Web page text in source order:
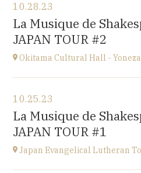
Ferris University - Yokohama
JAPAN
at15H
10.28.23
La Musique de
JAPAN TOUR #2
Okitama Cultural Hall -
Okitama Cultural Hall -
JAPAN
at15H
10.25.23
La Musique de
JAPAN TOUR #1
Japan Evangelical Lutheran